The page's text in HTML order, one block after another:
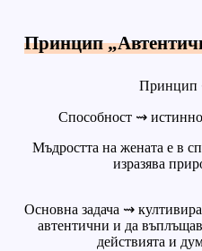
Принцип
Принцип
Способност ⇝
Мъдростта на жената е в
изразява
Основна задача ⇝
автентични и да
действията и